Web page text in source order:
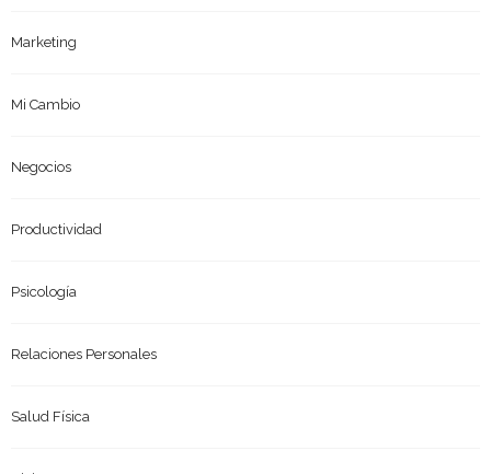
Marketing
Mi Cambio
Negocios
Productividad
Psicología
Relaciones Personales
Salud Física